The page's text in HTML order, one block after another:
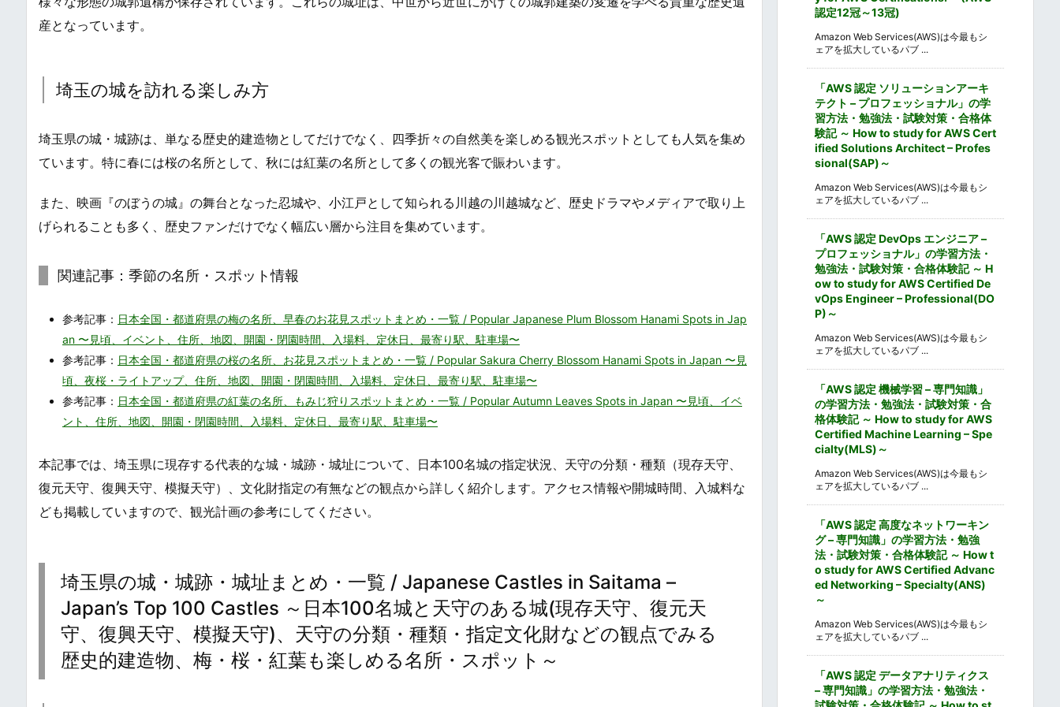
産となっています。
埼玉の城を訪れる楽しみ方
埼玉県の城・城跡は、単なる歴史的建造物としてだけでなく、四季折々の自然美を楽しめる観光スポットとしても人気を集め
ています。特に春には桜の名所として、秋には紅葉の名所として多くの観光客で賑わいます。
また、映画『のぼうの城』の舞台となった忍城や、小江戸として知られる川越の川越城など、歴史ドラマやメディアで取り上
げられることも多く、歴史ファンだけでなく幅広い層から注目を集めています。
関連記事：季節の名所・スポット情報
参考記事： 日本全国・都道府県の梅の名所、早春のお花見スポットまとめ・一覧 / Popular Japanese Plum Blossom Hanami Spots in Jap
an 〜見頃、イベント、住所、地図、開園・閉園時間、入場料、定休日、最寄り駅、駐車場〜
参考記事： 日本全国・都道府県の桜の名所、お花見スポットまとめ・一覧 / Popular Sakura Cherry Blossom Hanami Spots in Japan 〜見
頃、夜桜・ライトアップ、住所、地図、開園・閉園時間、入場料、定休日、最寄り駅、駐車場〜
参考記事： 日本全国・都道府県の紅葉の名所、もみじ狩りスポットまとめ・一覧 / Popular Autumn Leaves Spots in Japan 〜見頃、イベ
ント、住所、地図、開園・閉園時間、入場料、定休日、最寄り駅、駐車場〜
本記事では、埼玉県に現存する代表的な城・城跡・城址について、日本100名城の指定状況、天守の分類・種類（現存天守、
復元天守、復興天守、模擬天守）、文化財指定の有無などの観点から詳しく紹介します。アクセス情報や開城時間、入城料な
ども掲載していますので、観光計画の参考にしてください。
埼玉県の城・城跡・城址まとめ・一覧 / Japanese Castles in Saitama –
Japan’s Top 100 Castles ～日本100名城と天守のある城(現存天守、復元天
守、復興天守、模擬天守)、天守の分類・種類・指定文化財などの観点でみる
歴史的建造物、梅・桜・紅葉も楽しめる名所・スポット～
認定12冠～13冠)
Amazon Web Services(AWS)は今最もシ
ェアを拡大しているパブ ...
「AWS 認定 ソリューションアーキ
テクト – プロフェッショナル」の学
習方法・勉強法・試験対策・合格体
験記 ～ How to study for AWS Cert
ified Solutions Architect – Profes
sional(SAP)～
Amazon Web Services(AWS)は今最もシ
ェアを拡大しているパブ ...
「AWS 認定 DevOps エンジニア –
プロフェッショナル」の学習方法・
勉強法・試験対策・合格体験記 ～ H
ow to study for AWS Certified De
vOps Engineer – Professional(DO
P)～
Amazon Web Services(AWS)は今最もシ
ェアを拡大しているパブ ...
「AWS 認定 機械学習 – 専門知識」
の学習方法・勉強法・試験対策・合
格体験記 ～ How to study for AWS
Certified Machine Learning – Spe
cialty(MLS)～
Amazon Web Services(AWS)は今最もシ
ェアを拡大しているパブ ...
「AWS 認定 高度なネットワーキン
グ – 専門知識」の学習方法・勉強
法・試験対策・合格体験記 ～ How t
o study for AWS Certified Advanc
ed Networking – Specialty(ANS)
～
Amazon Web Services(AWS)は今最もシ
ェアを拡大しているパブ ...
「AWS 認定 データアナリティクス
– 専門知識」の学習方法・勉強法・